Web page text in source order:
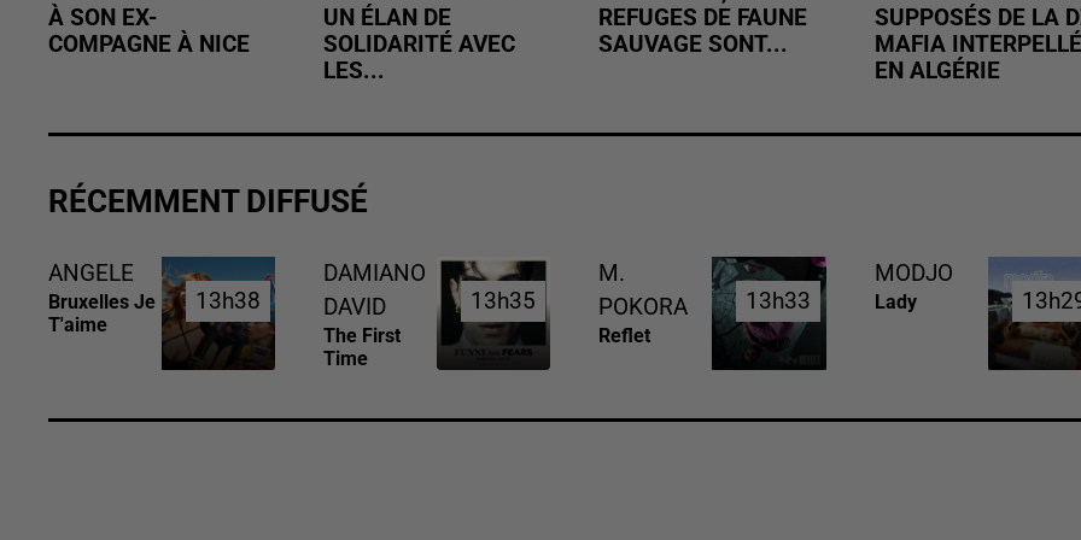
À SON EX-
COMPAGNE À NICE
UN ÉLAN DE
SOLIDARITÉ AVEC
LES...
REFUGES DE FAUNE
SAUVAGE SONT...
SUPPOSÉS DE LA
MAFIA INTERPELLÉ
EN ALGÉRIE
RÉCEMMENT DIFFUSÉ
ANGELE
Bruxelles Je
T'aime
13h38
13h38
DAMIANO
DAVID
The First
Time
13h35
13h35
M.
POKORA
Reflet
13h33
13h33
MODJO
Lady